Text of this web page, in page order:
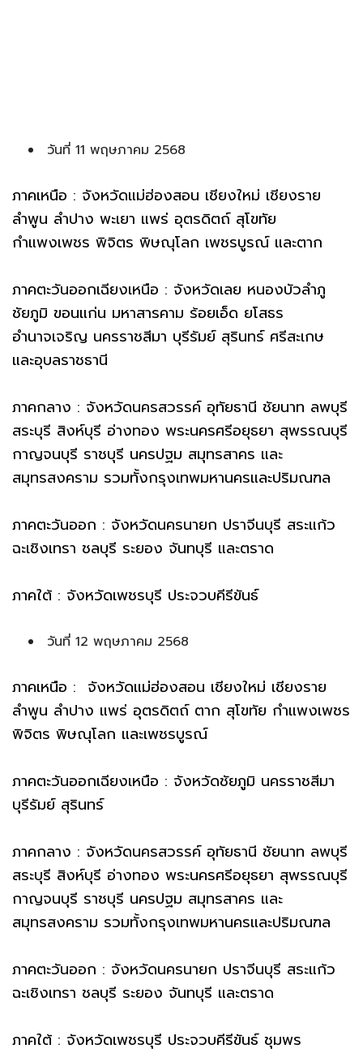
วันที่ 11 พฤษภาคม 2568
ภาคเหนือ : จังหวัดแม่ฮ่องสอน เชียงใหม่ เชียงราย
ลำพูน ลำปาง พะเยา แพร่ อุตรดิตถ์ สุโขทัย
กำแพงเพชร พิจิตร พิษณุโลก เพชรบูรณ์ และตาก
ภาคตะวันออกเฉียงเหนือ : จังหวัดเลย หนองบัวลำภู
ชัยภูมิ ขอนแก่น มหาสารคาม ร้อยเอ็ด ยโสธร
อำนาจเจริญ นครราชสีมา บุรีรัมย์ สุรินทร์ ศรีสะเกษ
และอุบลราชธานี
ภาคกลาง : จังหวัดนครสวรรค์ อุทัยธานี ชัยนาท ลพบุรี
สระบุรี สิงห์บุรี อ่างทอง พระนครศรีอยุธยา สุพรรณบุรี
กาญจนบุรี ราชบุรี นครปฐม สมุทรสาคร และ
สมุทรสงคราม รวมทั้งกรุงเทพมหานครและปริมณฑล
ภาคตะวันออก : จังหวัดนครนายก ปราจีนบุรี สระแก้ว
ฉะเชิงเทรา ชลบุรี ระยอง จันทบุรี และตราด
ภาคใต้ : จังหวัดเพชรบุรี ประจวบคีรีขันธ์
วันที่ 12 พฤษภาคม 2568
ภาคเหนือ : จังหวัดแม่ฮ่องสอน เชียงใหม่ เชียงราย
ลำพูน ลำปาง แพร่ อุตรดิตถ์ ตาก สุโขทัย กำแพงเพชร
พิจิตร พิษณุโลก และเพชรบูรณ์
ภาคตะวันออกเฉียงเหนือ : จังหวัดชัยภูมิ นครราชสีมา
บุรีรัมย์ สุรินทร์
ภาคกลาง : จังหวัดนครสวรรค์ อุทัยธานี ชัยนาท ลพบุรี
สระบุรี สิงห์บุรี อ่างทอง พระนครศรีอยุธยา สุพรรณบุรี
กาญจนบุรี ราชบุรี นครปฐม สมุทรสาคร และ
สมุทรสงคราม รวมทั้งกรุงเทพมหานครและปริมณฑล
ภาคตะวันออก : จังหวัดนครนายก ปราจีนบุรี สระแก้ว
ฉะเชิงเทรา ชลบุรี ระยอง จันทบุรี และตราด
ภาคใต้ : จังหวัดเพชรบุรี ประจวบคีรีขันธ์ ชุมพร